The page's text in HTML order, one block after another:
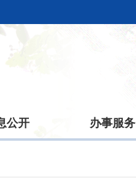
公开 办事服务